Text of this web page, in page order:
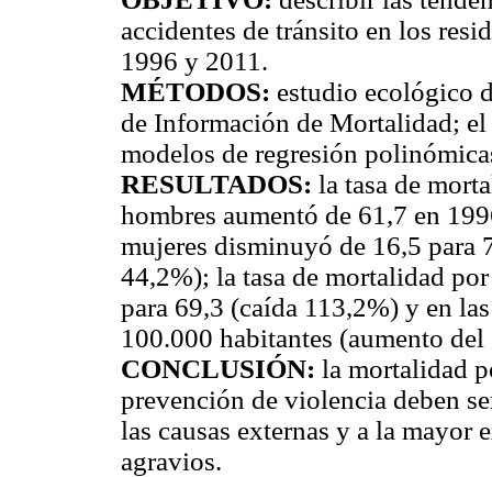
accidentes de tránsito en los
1996 y 2011.
MÉTODOS: estudio ecológico
de Información de Mortalidad; el
modelos de regresión
RESULTADOS: la tasa de
hombres aumentó de 61,7 en
mujeres disminuyó de 16,5 para
44,2%); la tasa de mortalidad
para 69,3 (caída 113,2%) y en
100.000 habitantes (aumento
CONCLUSIÓN: la mortalidad
prevención de violencia deben
las causas externas y a la mayor
agravios.